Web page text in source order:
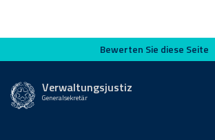
Bewerten Sie diese Seite
Bewerten Sie diese Seite
Verwaltungsjustiz
Generalsekretär